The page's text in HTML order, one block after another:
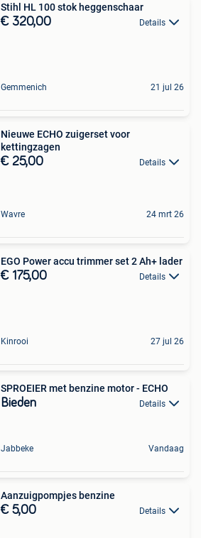
Stihl HL 100 stok heggenschaar
€ 320,00 Details
Gemmenich 21 jul 26
Nieuwe ECHO zuigerset voor
kettingzagen
€ 25,00 Details
Wavre 24 mrt 26
EGO Power accu trimmer set 2 Ah+ lader
€ 175,00 Details
Kinrooi 27 jul 26
SPROEIER met benzine motor - ECHO
Bieden Details
Jabbeke Vandaag
Aanzuigpompjes benzine
€ 5,00 Details